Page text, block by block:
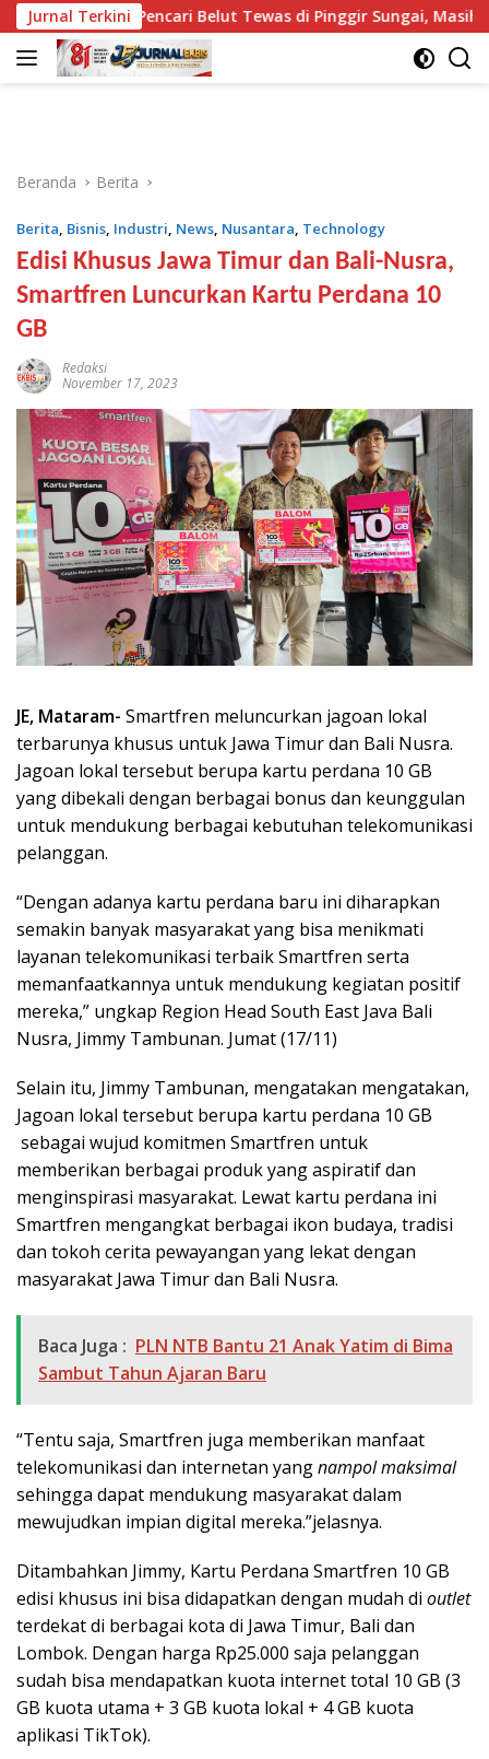
Langsung
ke
konten
Jurnal Terkini
Pencari Belut Tewas di Pinggir Sungai, Masih
Beranda Berita
Berita, Bisnis, Industri, News, Nusantara, Technology
Edisi Khusus Jawa Timur dan Bali-Nusra,
Smartfren Luncurkan Kartu Perdana 10
GB
Redaksi
November 17, 2023
JE, Mataram- Smartfren meluncurkan jagoan lokal
terbarunya khusus untuk Jawa Timur dan Bali Nusra.
Jagoan lokal tersebut berupa kartu perdana 10 GB
yang dibekali dengan berbagai bonus dan keunggulan
untuk mendukung berbagai kebutuhan telekomunikasi
pelanggan.
“Dengan adanya kartu perdana baru ini diharapkan
semakin banyak masyarakat yang bisa menikmati
layanan telekomunikasi terbaik Smartfren serta
memanfaatkannya untuk mendukung kegiatan positif
mereka,” ungkap Region Head South East Java Bali
Nusra, Jimmy Tambunan. Jumat (17/11)
Selain itu, Jimmy Tambunan, mengatakan mengatakan,
Jagoan lokal tersebut berupa kartu perdana 10 GB
sebagai wujud komitmen Smartfren untuk
memberikan berbagai produk yang aspiratif dan
menginspirasi masyarakat. Lewat kartu perdana ini
Smartfren mengangkat berbagai ikon budaya, tradisi
dan tokoh cerita pewayangan yang lekat dengan
masyarakat Jawa Timur dan Bali Nusra.
Baca Juga : PLN NTB Bantu 21 Anak Yatim di Bima
Sambut Tahun Ajaran Baru
“Tentu saja, Smartfren juga memberikan manfaat
telekomunikasi dan internetan yangnampol maksimal
sehingga dapat mendukung masyarakat dalam
mewujudkan impian digital mereka.”jelasnya.
Ditambahkan Jimmy, Kartu Perdana Smartfren 10 GB
edisi khusus ini bisa didapatkan dengan mudah di outlet
terdekat di berbagai kota di Jawa Timur, Bali dan
Lombok. Dengan harga Rp25.000 saja pelanggan
sudah bisa mendapatkan kuota internet total 10 GB (3
GB kuota utama + 3 GB kuota lokal + 4 GB kuota
aplikasi TikTok).